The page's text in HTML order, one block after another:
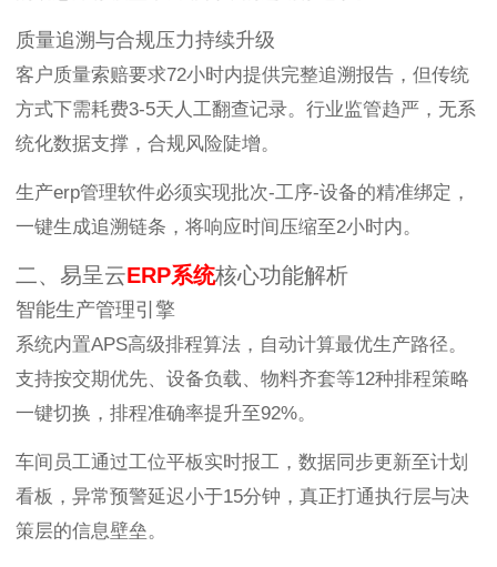
质量追溯与合规压力持续升级
客户质量索赔要求72小时内提供完整追溯报告，但传统
方式下需耗费3-5天人工翻查记录。行业监管趋严，无系
统化数据支撑，合规风险陡增。
生产erp管理软件必须实现批次-工序-设备的精准绑定，
一键生成追溯链条，将响应时间压缩至2小时内。
二、易呈云ERP系统核心功能解析
智能生产管理引擎
系统内置APS高级排程算法，自动计算最优生产路径。
支持按交期优先、设备负载、物料齐套等12种排程策略
一键切换，排程准确率提升至92%。
车间员工通过工位平板实时报工，数据同步更新至计划
看板，异常预警延迟小于15分钟，真正打通执行层与决
策层的信息壁垒。